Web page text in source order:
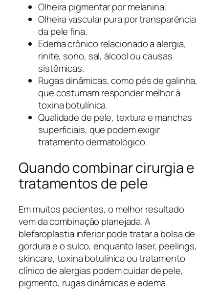
Olheira pigmentar por melanina.
Olheira vascular pura por transparência
da pele fina.
Edema crônico relacionado a alergia,
rinite, sono, sal, álcool ou causas
sistêmicas.
Rugas dinâmicas, como pés de galinha,
que costumam responder melhor à
toxina botulínica.
Qualidade de pele, textura e manchas
superficiais, que podem exigir
tratamento dermatológico.
Quando combinar cirurgia e
tratamentos de pele
Em muitos pacientes, o melhor resultado
vem da combinação planejada. A
blefaroplastia inferior pode tratar a bolsa de
gordura e o sulco, enquanto laser, peelings,
skincare, toxina botulínica ou tratamento
clínico de alergias podem cuidar de pele,
pigmento, rugas dinâmicas e edema.